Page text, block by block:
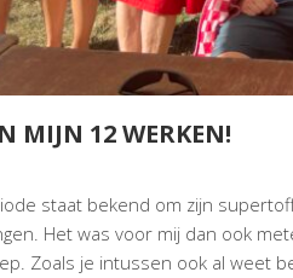
MIJN 12 WERKEN!
staat bekend om zijn
Het was voor mij dan ook
Zoals je intussen ook al weet